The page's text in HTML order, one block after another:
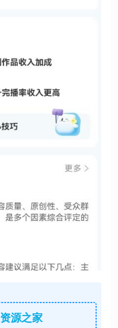
资源之家